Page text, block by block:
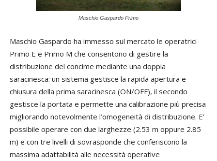
Maschio Gaspardo Primo
Maschio Gaspardo ha immesso sul mercato le operatrici
Primo E e Primo M che consentono di gestire la
distribuzione del concime mediante una doppia
saracinesca: un sistema gestisce la rapida apertura e
chiusura della prima saracinesca (ON/OFF), il secondo
gestisce la portata e permette una calibrazione più precisa
migliorando notevolmente l’omogeneità di distribuzione. E’
possibile operare con due larghezze (2.53 m oppure 2.85
m) e con tre livelli di sovrasponde che conferiscono la
massima adattabilità alle necessità operative